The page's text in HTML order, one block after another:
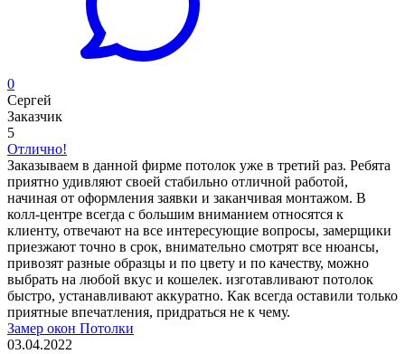
0
Сергей
Заказчик
5
Отлично!
Заказываем в данной фирме потолок уже в третий раз. Ребята
приятно удивляют своей стабильно отличной работой,
начиная от оформления заявки и заканчивая монтажом. В
колл-центре всегда с большим вниманием относятся к
клиенту, отвечают на все интересующие вопросы, замерщики
приезжают точно в срок, внимательно смотрят все нюансы,
привозят разные образцы и по цвету и по качеству, можно
выбрать на любой вкус и кошелек. изготавливают потолок
быстро, устанавливают аккуратно. Как всегда оставили только
приятные впечатления, придраться не к чему.
Замер окон Потолки
03.04.2022